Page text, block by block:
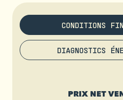
CONDITIONS
DIAGNOSTICS
PRIX NET